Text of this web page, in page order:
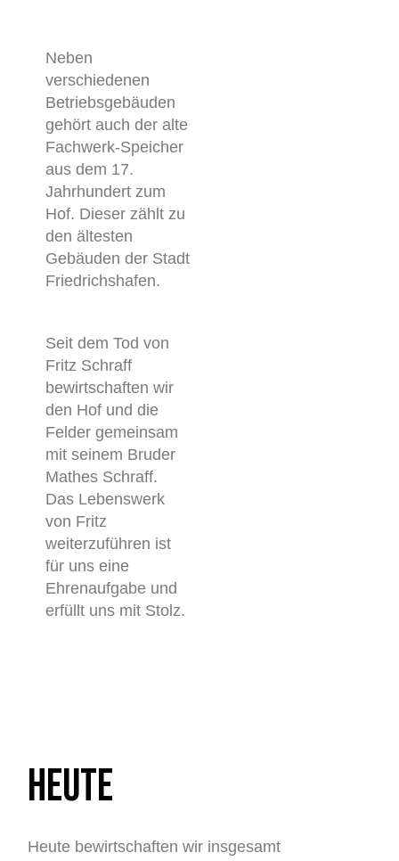
Neben
verschiedenen
Betriebsgebäuden
gehört auch der alte
Fachwerk-Speicher
aus dem 17.
Jahrhundert zum
Hof. Dieser zählt zu
den ältesten
Gebäuden der Stadt
Friedrichshafen.
Seit dem Tod von
Fritz Schraff
bewirtschaften wir
den Hof und die
Felder gemeinsam
mit seinem Bruder
Mathes Schraff.
Das Lebenswerk
von Fritz
weiterzuführen ist
für uns eine
Ehrenaufgabe und
erfüllt uns mit Stolz.
HEUTE
Heute bewirtschaften wir insgesamt